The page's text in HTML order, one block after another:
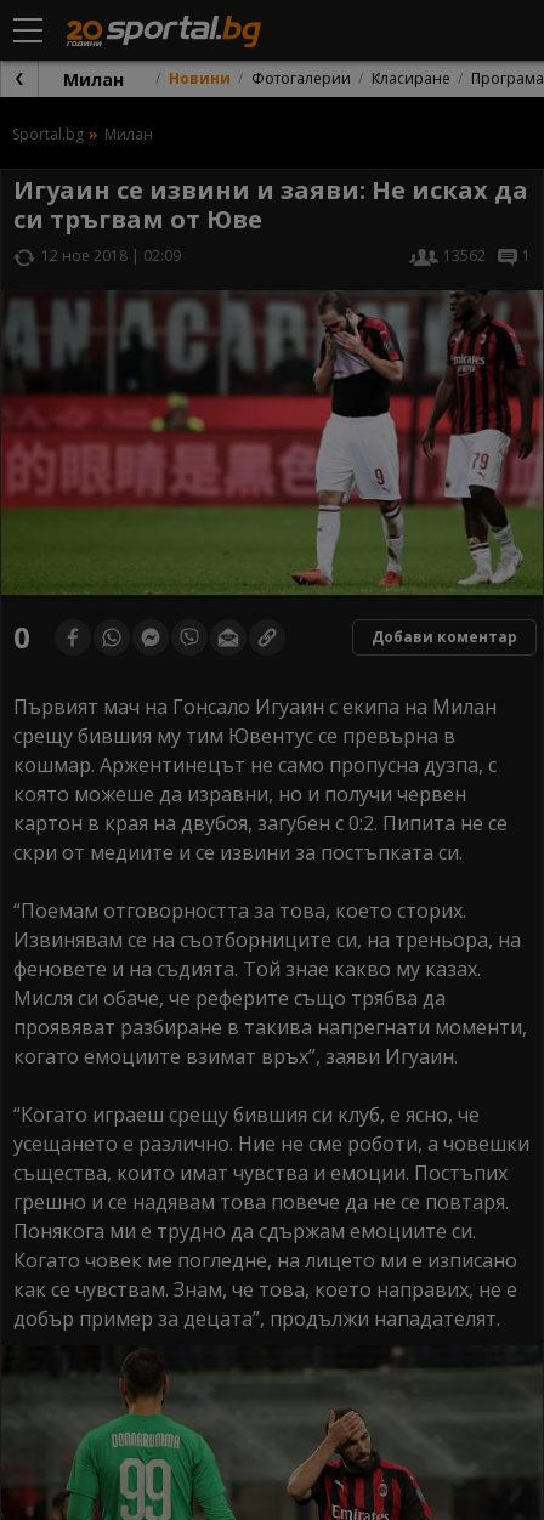
Милан Новини Фотогалерии Класиране Програма
Sportal.bg Милан
Игуаин се извини и заяви: Не исках да
си тръгвам от Юве
12 ное 2018 | 02:09 13562 1
0 Добави коментар
Първият мач на Гонсало Игуаин с екипа на Милан
срещу бившия му тим Ювентус се превърна в
кошмар. Аржентинецът не само пропусна дузпа, с
която можеше да изравни, но и получи червен
картон в края на двубоя, загубен с 0:2. Пипита не се
скри от медиите и се извини за постъпката си.
“Поемам отговорността за това, което сторих.
Извинявам се на съотборниците си, на треньора, на
феновете и на съдията. Той знае какво му казах.
Мисля си обаче, че реферите също трябва да
проявяват разбиране в такива напрегнати моменти,
когато емоциите взимат връх”, заяви Игуаин.
“Когато играеш срещу бившия си клуб, е ясно, че
усещането е различно. Ние не сме роботи, а човешки
същества, които имат чувства и емоции. Постъпих
грешно и се надявам това повече да не се повтаря.
Понякога ми е трудно да сдържам емоциите си.
Когато човек ме погледне, на лицето ми е изписано
как се чувствам. Знам, че това, което направих, не е
добър пример за децата”, продължи нападателят.